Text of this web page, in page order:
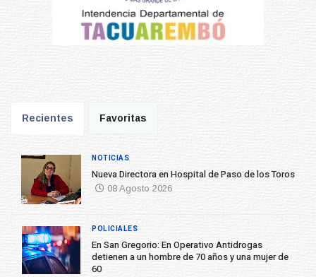
Recientes Favoritas
Nueva Directora en Hospital de Paso de los Toros
08 Agosto 2026
NOTICIAS
En San Gregorio: En Operativo Antidrogas
detienen a un hombre de 70 años y una mujer de
60
POLICIALES